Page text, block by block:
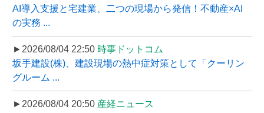
AI導入支援と宅建業、二つの現場から発信！不動産×AI
の実務 ...
►2026/08/04 22:50 時事ドットコム
坂手建設(株)、建設現場の熱中症対策として「クーリン
グルーム ...
►2026/08/04 20:50 産経ニュース